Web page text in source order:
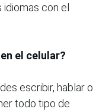
idiomas con el
el celular?
escribir, hablar o
todo tipo de